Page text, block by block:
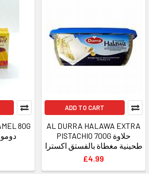
80G
-
ADD TO CART
AL DURRA HALAWA EXTRA
PISTACHIO 700G حلاوة
طحينية مغطاة بالفستق اكسترا
£4.99